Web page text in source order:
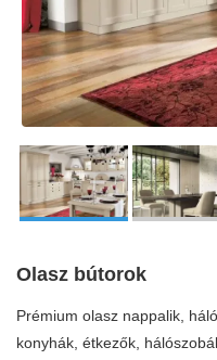
Olasz bútorok
Prémium olasz nappalik,
konyhák, étkezők,